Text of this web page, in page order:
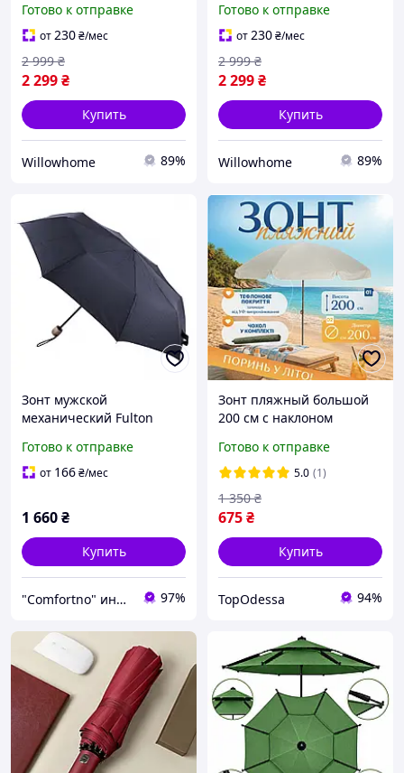
кафе с утяжелителем
светло-серый
Готово к отправке
от230₴/мес
2 299₴
2 999 ₴
Купить
Willowhome 89%
наклоном для кафе с
утяжелителем бежевый
Готово к отправке
от230₴/мес
2 299₴
2 999 ₴
Купить
Willowhome 89%
Зонт мужской
механический Fulton
(Синий)
Готово к отправке
от 166₴/мес
1 660₴
Купить
"Comfortno" интернет-магазин комфортного шоппинга 97%
Зонт пляжный большой
200 см с наклоном
водоотталкивающее
покрытие +чехол в
комплекте, Зонт для
бассейна QER_8
Готово к отправке
5.0 (1)
675₴
1 350 ₴
Купить
TopOdessa 94%